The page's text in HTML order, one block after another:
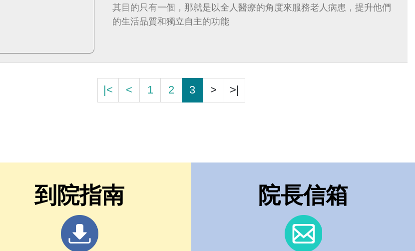
其目的只有一個，那就是以全人醫療的角度來服務老人病患，提升他們
的生活品質和獨立自主的功能
|< < 1 2 3 > >|
到院指南 院長信箱